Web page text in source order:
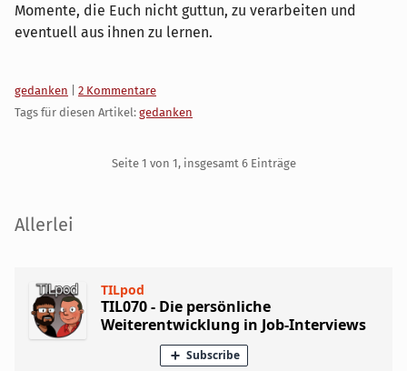
Momente, die Euch nicht guttun, zu verarbeiten und
eventuell aus ihnen zu lernen.
Kategorien:
gedanken
2 Kommentare
Tags für diesen Artikel: gedanken
Seite 1 von 1, insgesamt 6 Einträge
Seitenleiste
Allerlei